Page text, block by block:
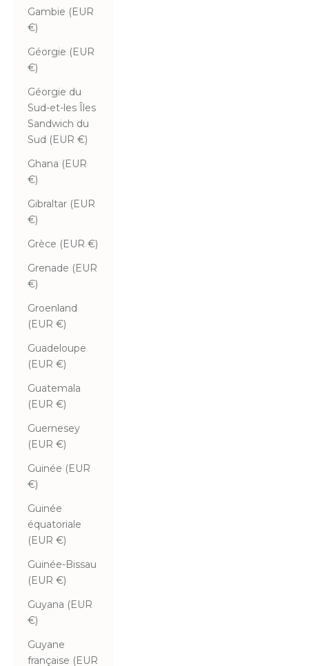
Gambie (EUR
€)
Géorgie (EUR
€)
Géorgie du
Sud-et-les Îles
Sandwich du
Sud (EUR €)
Ghana (EUR
€)
Gibraltar (EUR
€)
Grèce (EUR €)
Grenade (EUR
€)
Groenland
(EUR €)
Guadeloupe
(EUR €)
Guatemala
(EUR €)
Guernesey
(EUR €)
Guinée (EUR
€)
Guinée
équatoriale
(EUR €)
Guinée-Bissau
(EUR €)
Guyana (EUR
€)
Guyane
française (EUR